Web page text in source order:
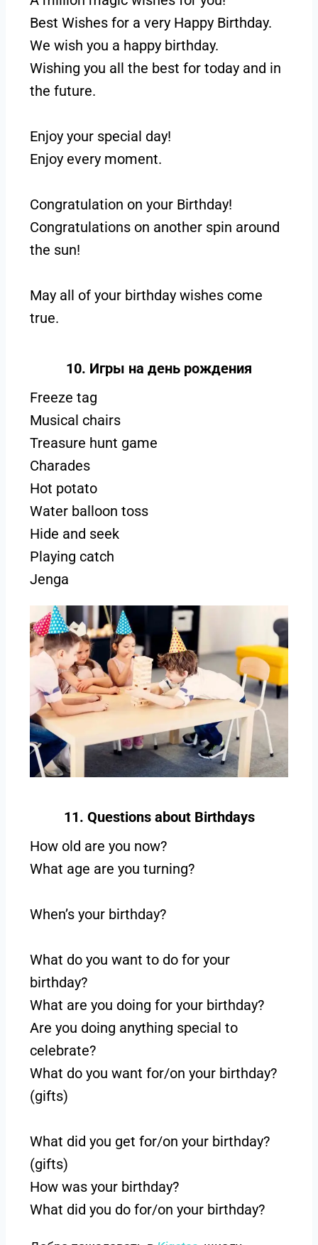
Best Wishes for a very Happy Birthday.
We wish you a happy birthday.
Wishing you all the best for today and in
the future.
Enjoy your special day!
Enjoy every moment.
Congratulation on your Birthday!
Congratulations on another spin around
the sun!
May all of your birthday wishes come
true.
10. Игры на день рождения
Freeze tag
Musical chairs
Treasure hunt game
Charades
Hot potato
Water balloon toss
Hide and seek
Playing catch
Jenga
11. Questions about Birthdays
How old are you now?
What age are you turning?
When’s your birthday?
What do you want to do for your
birthday?
What are you doing for your birthday?
Are you doing anything special to
celebrate?
What do you want for/on your birthday?
(gifts)
What did you get for/on your birthday?
(gifts)
How was your birthday?
What did you do for/on your birthday?